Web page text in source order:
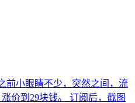
前小眼睛不少，突然之间，流
价到29块钱。 订阅后，截图